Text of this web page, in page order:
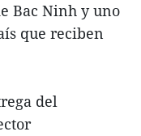
Bac Ninh y uno
que reciben
del